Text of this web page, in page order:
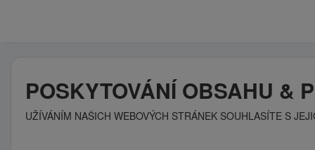
POSKYTOVÁNÍ OBSAHU &
UŽÍVÁNÍM NAŠICH WEBOVÝCH STRÁNEK SOUHLASÍTE S